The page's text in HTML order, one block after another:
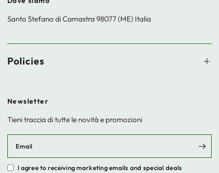
Santo Stefano di Camastra 98077 (ME) Italia
Policies
Newsletter
Tieni traccia di tutte le novità e promozioni
Email
I agree to receiving marketing emails and special deals